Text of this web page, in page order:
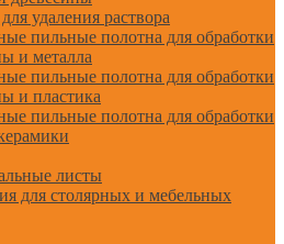
удаления раствора
пильные полотна для обработки
и металла
пильные полотна для обработки
и пластика
пильные полотна для обработки
листы
для столярных и мебельных